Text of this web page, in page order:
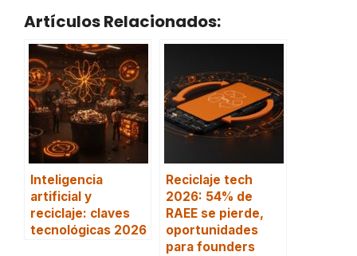
Artículos Relacionados:
Inteligencia
artificial y
reciclaje: claves
tecnológicas 2026
Reciclaje tech
2026: 54% de
RAEE se pierde,
oportunidades
para founders